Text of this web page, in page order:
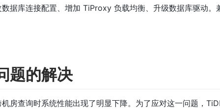
据库连接配置、增加 TiProxy 负载均衡、升级数据库驱动。
题的解决
房查询时系统性能出现了明显下降。为了应对这一问题，